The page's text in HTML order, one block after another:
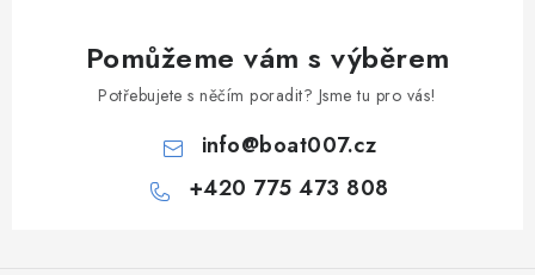
Pomůžeme vám s výběrem
Potřebujete s něčím poradit? Jsme tu pro vás!
info@boat007.cz
+420 775 473 808